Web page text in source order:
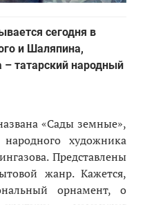
сегодня в
и Шаляпина,
татарский народный
«Сады земные»,
художника
Представлены
жанр. Кажется,
орнамент, о